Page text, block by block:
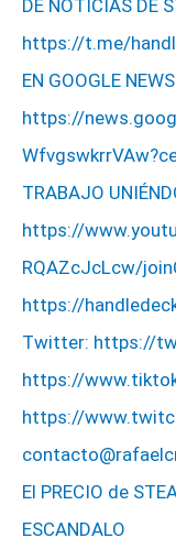
El PRECIO de
ESCANDALO